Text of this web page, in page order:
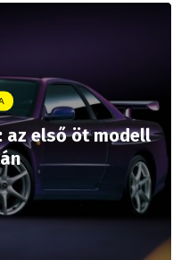
az első öt modell